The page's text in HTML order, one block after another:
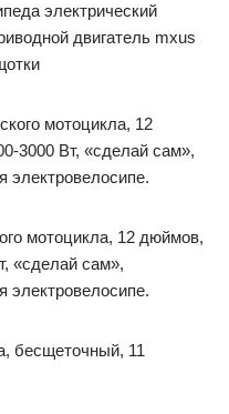
электрический
двигатель mxus
мотоцикла, 12 дюймов,
«сделай сам»,
электровелосипе.